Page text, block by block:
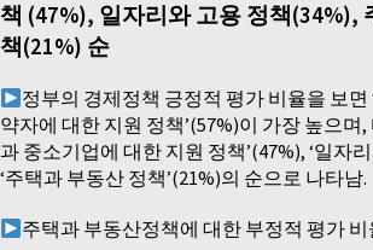
책 (47%), 일자리와 고용 정책(34%),
책(21%) 순
정부의 경제정책 긍정적 평가 비율을 보면
약자에 대한 지원 정책’(57%)이 가장 높으며,
과 중소기업에 대한 지원 정책’(47%), ‘일자
‘주택과 부동산 정책’(21%)의 순으로 나타남.
주택과 부동산정책에 대한 부정적 평가 비